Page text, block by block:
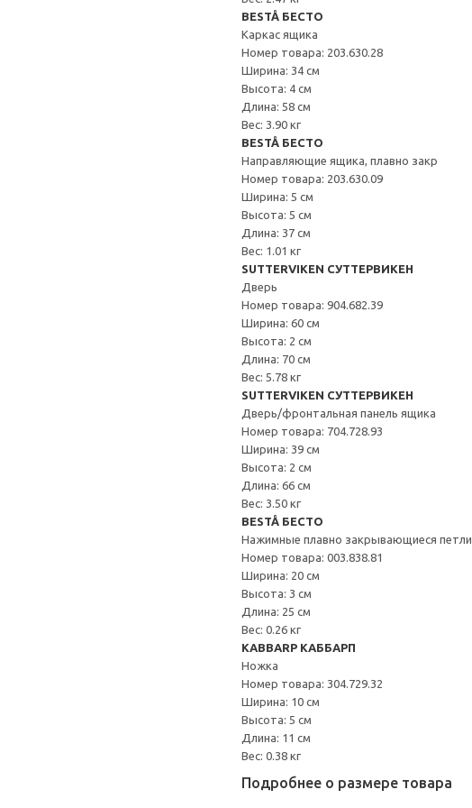
BESTÅ БЕСТО
Каркас ящика
Номер товара: 203.630.28
Ширина: 34 см
Высота: 4 см
Длина: 58 см
Вес: 3.90 кг
BESTÅ БЕСТО
Направляющие ящика, плавно закр
Номер товара: 203.630.09
Ширина: 5 см
Высота: 5 см
Длина: 37 см
Вес: 1.01 кг
SUTTERVIKEN СУТТЕРВИКЕН
Дверь
Номер товара: 904.682.39
Ширина: 60 см
Высота: 2 см
Длина: 70 см
Вес: 5.78 кг
SUTTERVIKEN СУТТЕРВИКЕН
Дверь/фронтальная панель ящика
Номер товара: 704.728.93
Ширина: 39 см
Высота: 2 см
Длина: 66 см
Вес: 3.50 кг
BESTÅ БЕСТО
Нажимные плавно закрывающиеся петли
Номер товара: 003.838.81
Ширина: 20 см
Высота: 3 см
Длина: 25 см
Вес: 0.26 кг
KABBARP КАББАРП
Ножка
Номер товара: 304.729.32
Ширина: 10 см
Высота: 5 см
Длина: 11 см
Вес: 0.38 кг
Подробнее о размере товара